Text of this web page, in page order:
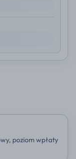
poziom wpłaty